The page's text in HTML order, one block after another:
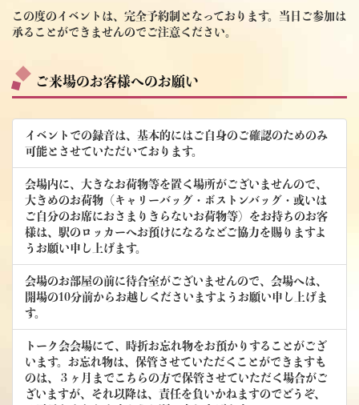
この度のイベントは、完全予約制となっております。当日ご参加は
承ることができませんのでご注意ください。
ご来場のお客様へのお願い
イベントでの録音は、基本的にはご自身のご確認のためのみ
可能とさせていただいております。
会場内に、大きなお荷物等を置く場所がございませんので、
大きめのお荷物（キャリーバッグ・ボストンバッグ・或いは
ご自分のお席におさまりきらないお荷物等）をお持ちのお客
様は、駅のロッカーへお預けになるなどご協力を賜りますよ
うお願い申し上げます。
会場のお部屋の前に待合室がございませんので、会場へは、
開場の10分前からお越しくださいますようお願い申し上げま
す。
トーク会会場にて、時折お忘れ物をお預かりすることがござ
います。お忘れ物は、保管させていただくことができますも
のは、３ヶ月までこちらの方で保管させていただく場合がご
ざいますが、それ以降は、責任を負いかねますのでどうぞ、